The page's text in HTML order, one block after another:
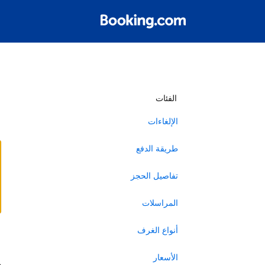
الفئات
الإلغاءات
طريقة الدفع
تفاصيل الحجز
المراسلات
أنواع الغرف
الأسعار